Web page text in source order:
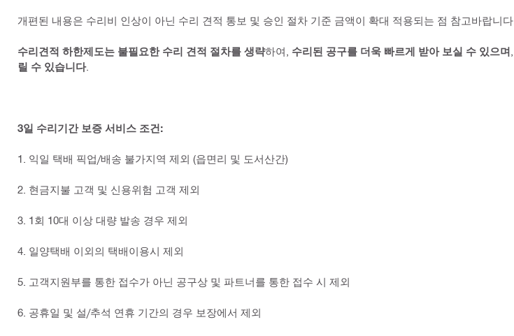
개편된 내용은 수리비 인상이 아닌 수리 견적 통보 및 승인 절차 기준 금액이 확대 적용되는 점 참고바랍니다.
수리견적 하한제도는 불필요한 수리 견적 절차를 생략하여, 수리된 공구를 더욱 빠르게 받아 보실 수 있으며
릴 수 있습니다.
3일 수리기간 보증 서비스 조건:
1. 익일 택배 픽업/배송 불가지역 제외 (읍면리 및 도서산간)
2. 현금지불 고객 및 신용위험 고객 제외
3. 1회 10대 이상 대량 발송 경우 제외
4. 일양택배 이외의 택배이용시 제외
5. 고객지원부를 통한 접수가 아닌 공구상 및 파트너를 통한 접수 시 제외
6. 공휴일 및 설/추석 연휴 기간의 경우 보장에서 제외